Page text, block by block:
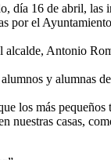
día 16 de abril, las
por el
alcalde, Antonio
y alumnas
los más
nuestras casas,